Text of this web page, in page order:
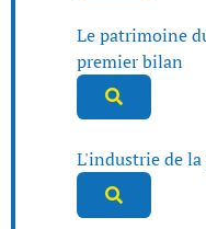
Le patrimoine
premier bilan
L'industrie de